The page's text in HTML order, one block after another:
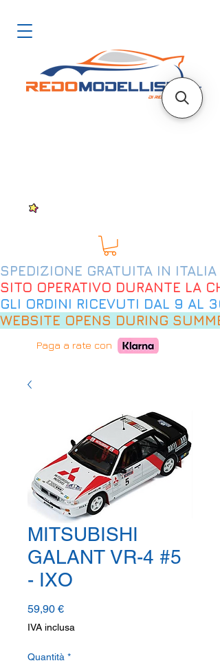
SPEDIZIONE GRATUITA IN ITALIA
Paga a rate con
SITO OPERATIVO DURANTE LA
GLI ORDINI RICEVUTI DAL 9 AL
WEBSITE OPENS DURING
MITSUBISHI
GALANT VR-4 #5
- IXO
59,90 €Prezzo
IVA inclusa
Quantità *